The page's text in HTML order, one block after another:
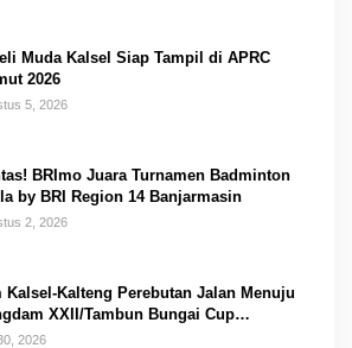
Muda Kalsel Siap Tampil di APRC
2026
5, 2026
BRImo Juara Turnamen Badminton
by BRI Region 14 Banjarmasin
2, 2026
Kalsel-Kalteng Perebutan Jalan Menuju
XXII/Tambun Bungai Cup
2026